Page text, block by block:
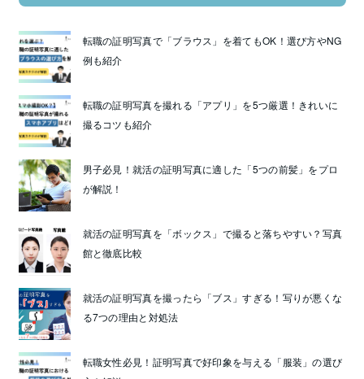
転職の証明写真で「ブラウス」を着てもOK！選び方やNG
例も紹介
転職の証明写真を撮れる「アプリ」を5つ厳選！きれいに
撮るコツも紹介
男子必見！就活の証明写真に適した「5つの前髪」をプロ
が解説！
就活の証明写真を「ボックス」で撮ると落ちやすい？写真
館と徹底比較
就活の証明写真を撮ったら「ブス」すぎる！写りが悪くな
る7つの理由と対処法
転職女性必見！証明写真で好印象を与える「服装」の選び